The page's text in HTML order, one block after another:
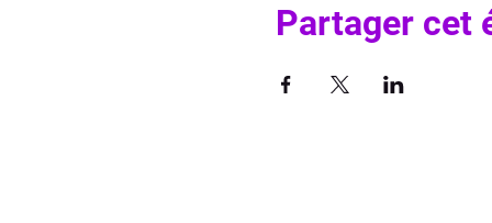
Partager cet